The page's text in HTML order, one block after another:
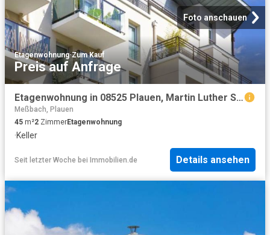
Foto anschauen
Etagenwohnung·Zum Kauf
Preis auf Anfrage
Etagenwohnung in 08525 Plauen, Martin Luther Str
Meßbach, Plauen
45 m²2 ZimmerEtagenwohnung
·Keller
Seit letzter Woche bei Immobilien.de Details ansehen